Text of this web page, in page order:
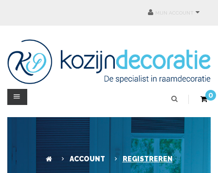
MIJN ACCOUNT
0
ACCOUNT REGISTREREN